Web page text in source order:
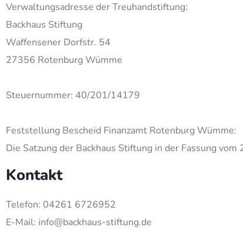
Verwaltungsadresse der Treuhandstiftung:
Backhaus Stiftung
Waffensener Dorfstr. 54
27356 Rotenburg Wümme
Steuernummer: 40/201/14179
Feststellung Bescheid Finanzamt Rotenburg Wümme:
Die Satzung der Backhaus Stiftung in der Fassung
Kontakt
Telefon: 04261 6726952
E-Mail: info@backhaus-stiftung.de